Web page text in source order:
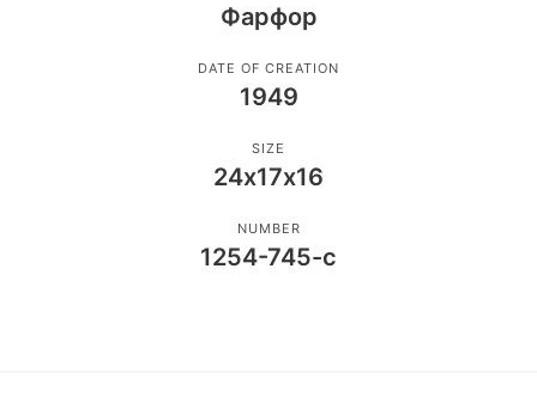
Фарфор
DATE OF CREATION
1949
SIZE
24х17х16
NUMBER
1254-745-с